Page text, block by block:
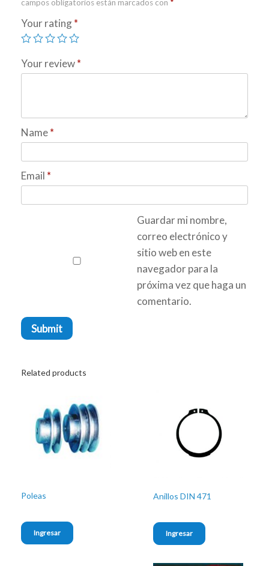
campos obligatorios están marcados con *
Your rating*
Your review*
Name*
Email *
Guardar mi nombre,
correo electrónico y
sitio web en este
navegador para la
próxima vez que haga un
comentario.
Related products
Poleas
Ingresar
Anillos DIN 471
Ingresar